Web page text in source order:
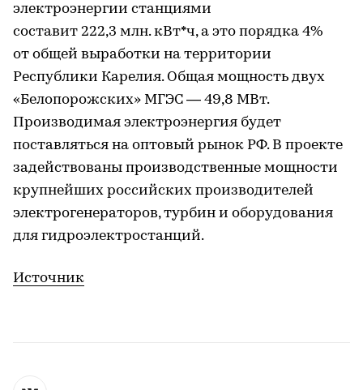
электроэнергии станциями
составит 222,3 млн. кВт*ч, а это порядка 4%
от общей выработки на территории
Республики Карелия. Общая мощность двух
«Белопорожских» МГЭС — 49,8 МВт.
Производимая электроэнергия будет
поставляться на оптовый рынок РФ. В проекте
задействованы производственные мощности
крупнейших российских производителей
электрогенераторов, турбин и оборудования
для гидроэлектростанций.
Источник